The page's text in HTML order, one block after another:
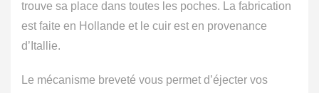
trouve sa place dans toutes les poches. La fabrication
est faite en Hollande et le cuir est en provenance
d’Itallie.
Le mécanisme breveté vous permet d’éjecter vos